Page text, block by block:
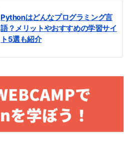
Pythonはどんなプログラミング言
語？メリットやおすすめの学習サイ
ト5選も紹介